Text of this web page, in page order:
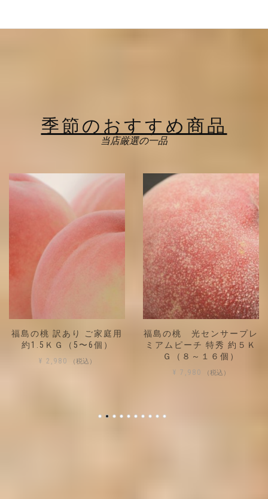
季節のおすすめ商品
当店厳選の一品
福島の桃 訳あり ご家庭用
約1.5ＫＧ（5〜6個）
¥ 2,980 （税込）
福島の桃 光センサープレ
ミアムピーチ 特秀 約５Ｋ
Ｇ（８～１６個）
¥ 7,980 （税込）